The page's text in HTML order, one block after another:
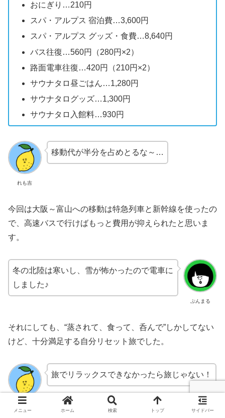
おにぎり…210円
スパ・アルプス 宿泊費…3,600円
スパ・アルプス グッズ・食費…8,640円
バス往復…560円（280円×2）
路面電車往復…420円（210円×2）
サウナタロ昼ごはん…1,280円
サウナタログッズ…1,300円
サウナタロ入館料…930円
れも吉
移動代が半分を占めとるな～…
今回は大阪～富山への移動は特急列車と新幹線を使ったの
で、高速バスで行けばもっと費用が抑えられたと思いま
す。
ぷんまる
冬の北陸は寒いし、雪が怖かったので電車に
しました♪
それにしても、“蒸されて、食って、呑んで”しかしてない
けど、十分満足する自分リセット旅でした。
れも吉
旅でリラックスできなかったら旅じゃない！
メニュー ホーム 検索 トップ サイドバー